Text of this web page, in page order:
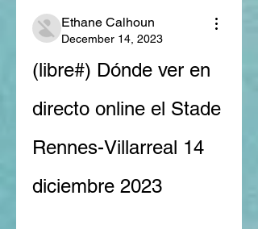
Ethane Calhoun
December 14, 2023
(libre#) Dónde ver en
directo online el Stade
Rennes-Villarreal 14
diciembre 2023